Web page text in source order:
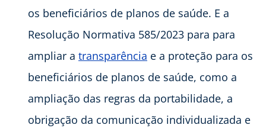
os beneficiários de planos de saúde. E a
Resolução Normativa 585/2023 para para
ampliar a transparência e a proteção para os
beneficiários de planos de saúde, como a
ampliação das regras da portabilidade, a
obrigação da comunicação individualizada e